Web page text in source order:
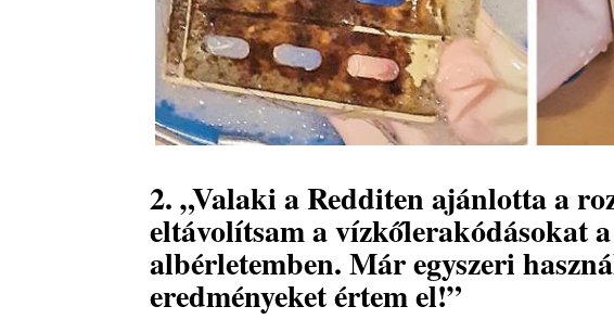
2. „Valaki a Redditen ajánlotta a
eltávolítsam a vízkőlerakódásokat
albérletemben. Már egyszeri
eredményeket értem el!”